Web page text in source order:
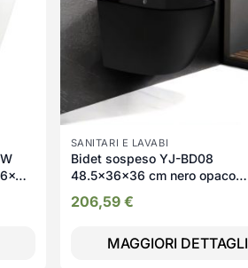
SANITARI E LAVABI
Bidet sospeso YJ-BD08
48.5x36x36 cm nero opaco
206,59 €
MAGGIORI DETTAGLI